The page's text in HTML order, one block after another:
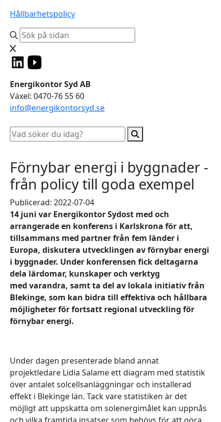
Hållbarhetspolicy
Energikontor Syd AB
Växel: 0470-76 55 60
info@energikontorsyd.se
Förnybar energi i byggnader -
från policy till goda exempel
Publicerad: 2022-07-04
14 juni var Energikontor Sydost med och
arrangerade en konferens i Karlskrona för att,
tillsammans med partner från fem länder i
Europa, diskutera utvecklingen av förnybar energi
i byggnader. Under konferensen fick deltagarna
dela lärdomar, kunskaper och verktyg
med varandra, samt ta del av lokala initiativ från
Blekinge, som kan bidra till effektiva och hållbara
möjligheter för fortsatt regional utveckling för
förnybar energi.
Under dagen presenterade bland annat
projektledare Lidia Salame ett diagram med statistik
över antalet solcellsanläggningar och installerad
effekt i Blekinge län. Tack vare statistiken är det
möjligt att uppskatta om solenergimålet kan uppnås